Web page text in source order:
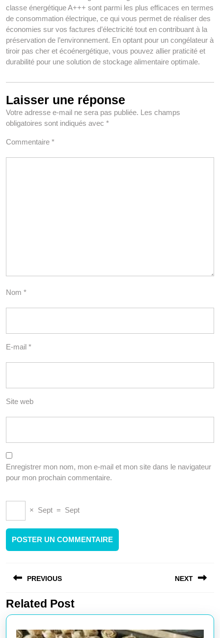
classe énergétique A+++ sont parmi les plus efficaces en termes
de consommation électrique, ce qui vous permet de réaliser des
économies sur vos factures d’électricité tout en contribuant à la
préservation de l’environnement. En optant pour un congélateur à
tiroir pas cher et écoénergétique, vous pouvez allier praticité et
durabilité pour une solution de stockage alimentaire optimale.
Laisser une réponse
Votre adresse e-mail ne sera pas publiée. Les champs
obligatoires sont indiqués avec *
Commentaire *
Nom *
E-mail *
Site web
Enregistrer mon nom, mon e-mail et mon site dans le navigateur
pour mon prochain commentaire.
× Sept = Sept
de
l’article
PREVIOUS
Article
précédent
NEXT
suivant
:
Related Post